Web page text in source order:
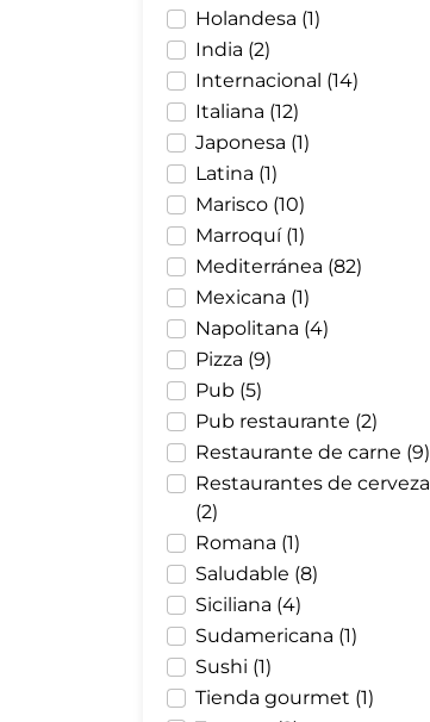
Holandesa (1)
India (2)
Internacional (14)
Italiana (12)
Japonesa (1)
Latina (1)
Marisco (10)
Marroquí (1)
Mediterránea (82)
Mexicana (1)
Napolitana (4)
Pizza (9)
Pub (5)
Pub restaurante (2)
Restaurante de carne (9)
Restaurantes de cerveza
(2)
Romana (1)
Saludable (8)
Siciliana (4)
Sudamericana (1)
Sushi (1)
Tienda gourmet (1)